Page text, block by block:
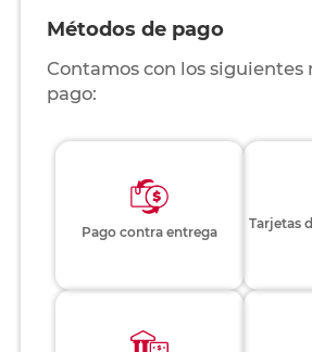
Métodos de pago
Contamos con los siguientes
pago:
Pago contra entrega
Tarjetas